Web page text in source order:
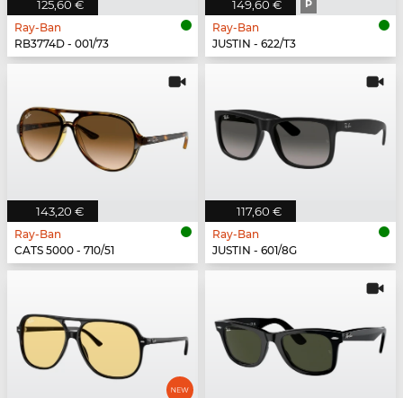
125,60 €
Ray-Ban
RB3774D - 001/73
149,60 € P
Ray-Ban
JUSTIN - 622/T3
143,20 €
Ray-Ban
CATS 5000 - 710/51
117,60 €
Ray-Ban
JUSTIN - 601/8G